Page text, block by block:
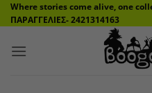
Μετάβαση
στο
Where stories come alive, one
ΠΑΡΑΓΓΕΛΙΕΣ- 2421314163